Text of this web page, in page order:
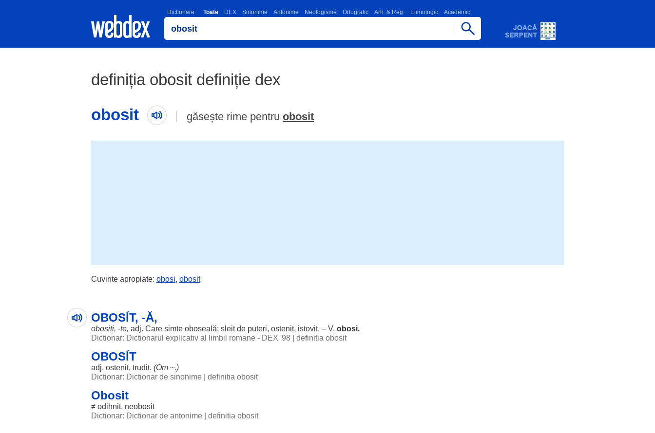
Dictionare: Toate DEX Sinonime Antonime Neologisme Ortografic Arh. & Reg. Etimologic Academic
definiția obosit definiție dex
obosit
găsește rime pentru obosit
Cuvinte apropiate: obosi, obosit
OBOSÍT, -Ă,
obosiți, -te, adj. Care simte oboseală; sleitde puteri, ostenit, istovit. – V. obosi.
Dictionar: Dictionarul explicativ al limbii romane - DEX '98
definitia obosit
OBOSÍT
adj. ostenit, trudit. (Om ~.)
Dictionar: Dictionar de sinonime
definitia obosit
Obosit
≠ odihnit, neobosit
Dictionar: Dictionar de antonime
definitia obosit